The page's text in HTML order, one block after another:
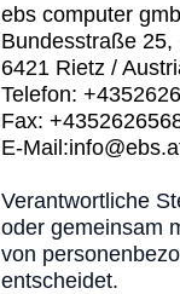
ebs computer
Bundesstraße
6421 Rietz /
Telefon:
Fax:
E-
Verantwortliche
oder gemeinsam
von
entscheidet.